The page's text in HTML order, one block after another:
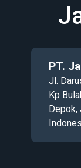
PT.
Jl.
Kp
Depok,